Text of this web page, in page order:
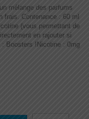
mélange des parfums
frais. Contenance : 60 ml
(vous permettant de
en rajouter si
Boosters !​​ Nicotine : 0mg